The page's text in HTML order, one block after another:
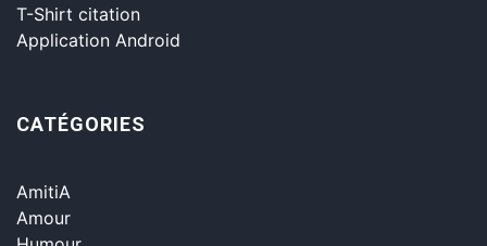
T-Shirt citation
Application Android
CATÉGORIES
AmitiA
Amour